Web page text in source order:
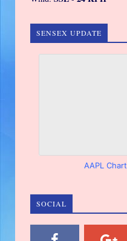
SENSEX UPDATE
AAPL Chart
SOCIAL